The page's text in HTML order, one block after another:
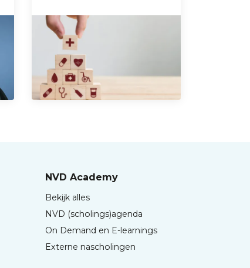
NVD Academy
Bekijk alles
NVD (scholings)agenda
On Demand en E-learnings
Externe nascholingen